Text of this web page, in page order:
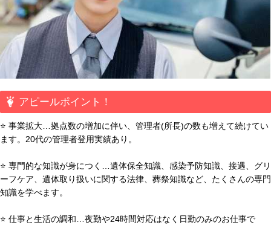
アピールポイント！
⭐ 事業拡大…拠点数の増加に伴い、管理者(所長)の数も増えて続けてい
ます。20代の管理者登用実績あり。
⭐ 専門的な知識が身につく…遺体保全知識、感染予防知識、接遇、グリ
ーフケア、遺体取り扱いに関する法律、葬祭知識など、たくさんの専門
知識を学べます。
⭐ 仕事と生活の調和…夜勤や24時間対応はなく日勤のみのお仕事で